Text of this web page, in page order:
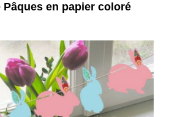
Pâques en papier coloré